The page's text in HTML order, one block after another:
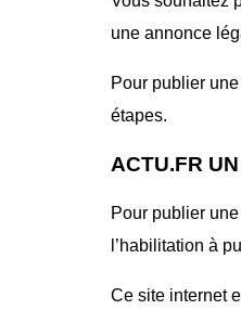
une annonce
Pour publier
étapes.
ACTU.FR
Pour publier
l’habilitation à
Ce site internet